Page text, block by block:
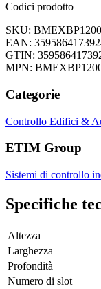
Codici prodotto
SKU: BMEXBP1200
EAN:
GTIN:
MPN:
Categorie
Controllo Edifici &
ETIM Group
Sistemi di controllo
Specifiche
Altezza
Larghezza
Profondità
Numero di slot